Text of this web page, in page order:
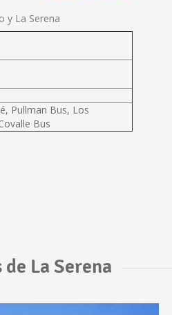
y La Serena
Pullman Bus, Los
Bus
La Serena